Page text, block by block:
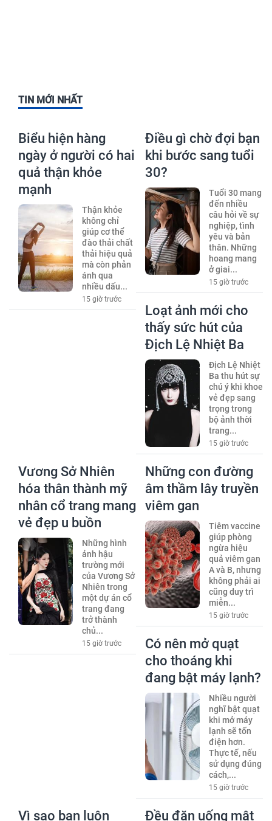
TIN MỚI NHẤT
Biểu hiện hàng
ngày ở người có hai
quả thận khỏe
mạnh
Thận khỏe
không chỉ
giúp cơ thể
đào thải chất
thải hiệu quả
mà còn phản
ánh qua
nhiều dấu...
15 giờ trước
Điều gì chờ đợi bạn
khi bước sang tuổi
30?
Tuổi 30 mang
đến nhiều
câu hỏi về sự
nghiệp, tình
yêu và bản
thân. Những
hoang mang
ở giai...
15 giờ trước
Loạt ảnh mới cho
thấy sức hút của
Địch Lệ Nhiệt Ba
Địch Lệ Nhiệt
Ba thu hút sự
chú ý khi khoe
vẻ đẹp sang
trọng trong
bộ ảnh thời
trang...
15 giờ trước
Vương Sở Nhiên
hóa thân thành mỹ
nhân cổ trang mang
vẻ đẹp u buồn
Những hình
ảnh hậu
trường mới
của Vương Sở
Nhiên trong
một dự án cổ
trang đang
trở thành
chủ...
15 giờ trước
Những con đường
âm thầm lây truyền
viêm gan
Tiêm vaccine
giúp phòng
ngừa hiệu
quả viêm gan
A và B, nhưng
không phải ai
cũng duy trì
miễn...
15 giờ trước
Có nên mở quạt
cho thoáng khi
đang bật máy lạnh?
Nhiều người
nghĩ bật quạt
khi mở máy
lạnh sẽ tốn
điện hơn.
Thực tế, nếu
sử dụng đúng
cách,...
15 giờ trước
Vì sao bạn luôn
Đều đặn uống mật